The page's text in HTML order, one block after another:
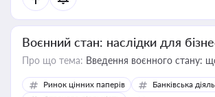
Воєнний стан: наслідки для
Про що тема: Введення воєнного стану:
Ринок цінних паперів
Банківська